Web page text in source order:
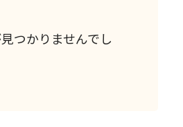
つかりませんでし